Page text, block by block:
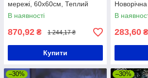
мережі, 60х60см, Теплий
білий / Великий олень, що
світиться / LED олень
В наявності
870,92 ₴ 1 244,17 ₴
Купити
/
ялинку
В
283,60 ₴
–30% –30%